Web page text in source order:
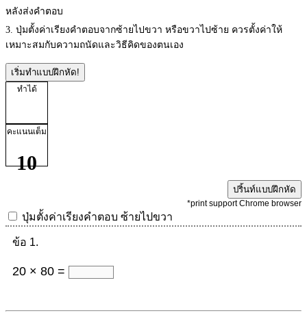
หลังส่งคำตอบ
3. ปุ่มตั้งค่าเรียงคำตอบจากซ้ายไปขวา หรือขวาไปซ้าย ควรตั้งค่าให้
เหมาะสมกับความถนัดและวิธีคิดของตนเอง
เริ่มทำแบบฝึกหัด!
ทำได้
คะแนนเต็ม
10
ปริ้นท์แบบฝึกหัด
*print support Chrome browser
ปุ่มตั้งค่าเรียงคำตอบ ซ้ายไปขวา
ข้อ 1.
20 × 80 =